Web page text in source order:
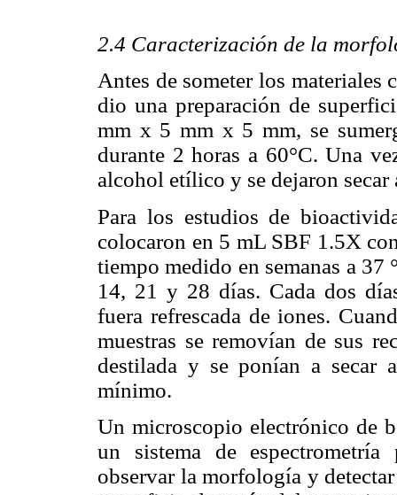
2.4 Caracterización de la
Antes de someter los materiales
dio una preparación de
mm x 5 mm x 5 mm, se
durante 2 horas a 60°C. Una
alcohol etílico y se dejaron secar
Para los estudios de
colocaron en 5 mL SBF 1.5X
tiempo medido en semanas a
14, 21 y 28 días. Cada dos
fuera refrescada de iones.
muestras se removían de sus
destilada y se ponían a secar
mínimo.
Un microscopio electrónico de
un sistema de
observar la morfología y